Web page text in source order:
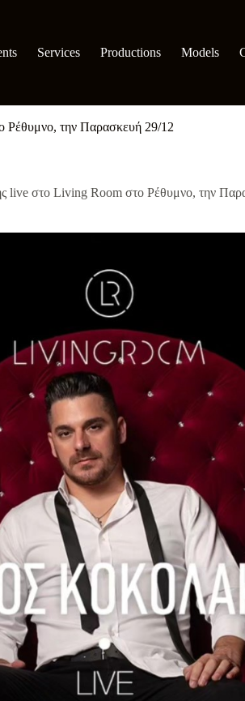
Services Productions Models
την Παρασκευή 29/12
live στο Living Room στο Ρέθυμνο, την